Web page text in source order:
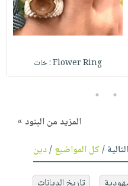
Flower Ring : خات
4
5
المزيد من البنود »
/كل المواضيع/دين